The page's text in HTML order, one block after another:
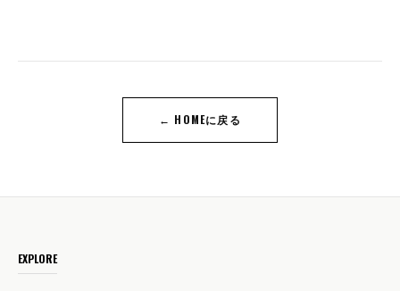
← HOMEに戻る
EXPLORE